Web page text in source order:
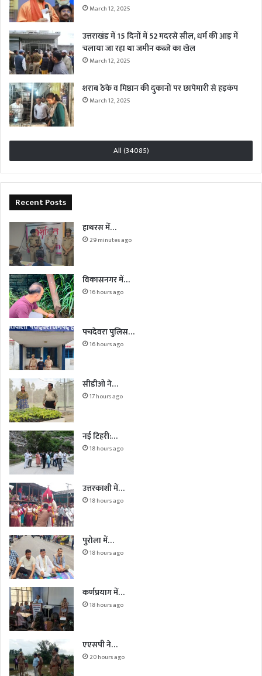
March 12, 2025
उत्तराखंड में 15 दिनों में 52 मदरसे सील, धर्म की आड़ में
चलाया जा रहा था जमीन कब्जे का खेल
March 12, 2025
शराब ठेके व मिष्ठान की दुकानों पर छापेमारी से हड़कंप
March 12, 2025
All (34085)
Recent Posts
हाथरस में…
29 minutes ago
विकासनगर में…
16 hours ago
पचदेवरा पुलिस…
16 hours ago
सीडीओ ने…
17 hours ago
नई टिहरी:…
18 hours ago
उत्तरकाशी में…
18 hours ago
पुरोला में…
18 hours ago
कर्णप्रयाग में…
18 hours ago
एएसपी ने…
20 hours ago